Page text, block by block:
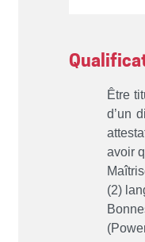
Être
d’un
avoir
(2)